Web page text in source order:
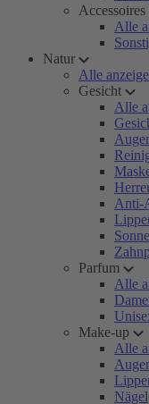
Accessoires
Alle
Natur
Alle
Gesicht
Alle
Anti-
Parfum
Alle
Make-up
Alle
Nägel